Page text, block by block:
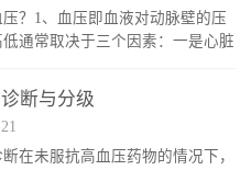
都有具体的防治对策。
？1、血压即血液对动脉壁的压
通常取决于三个因素：一是心脏
、正常血压收缩压（高压）3、高
完全没有任何症状（即使血压很
出现以下症状：头晕、头痛、视
、夜尿频繁、眼花、耳鸣、失
断与分级
21
在未服抗高血压药物的情况下，